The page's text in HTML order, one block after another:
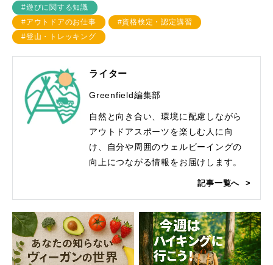
#遊びに関する知識
#アウトドアのお仕事
#資格検定・認定講習
#登山・トレッキング
ライター
Greenfield編集部
自然と向き合い、環境に配慮しながら
アウトドアスポーツを楽しむ人に向
け、自分や周囲のウェルビーイングの
向上につながる情報をお届けします。
記事一覧へ